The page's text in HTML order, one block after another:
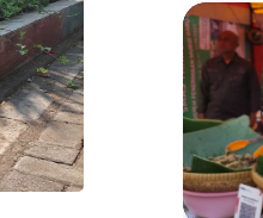
Tanpa